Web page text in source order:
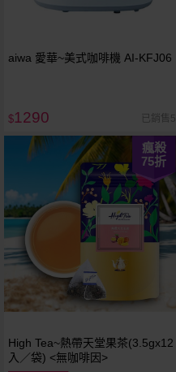
aiwa 愛華~美式咖啡機 AI-KFJ06
$1290 已銷售5
瘋殺
75折
High Tea~熱帶天堂果茶(3.5gx12
入／袋) <無咖啡因>